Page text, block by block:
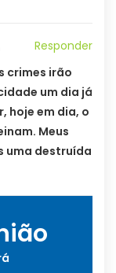
Responder
crimes irão
um dia já
hoje em dia, o
Meus
uma destruída